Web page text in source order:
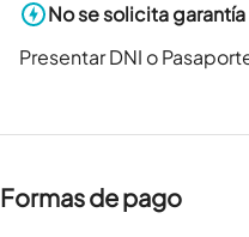
No se solicita
Presentar DNI o
Formas de pago